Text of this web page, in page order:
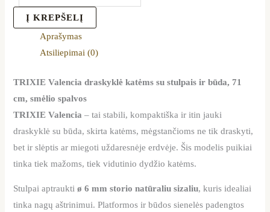
Į KREPŠELĮ
Aprašymas
Atsiliepimai (0)
TRIXIE Valencia draskyklė katėms su stulpais ir būda, 71
cm, smėlio spalvos
TRIXIE Valencia – tai stabili, kompaktiška ir itin jauki
draskyklė su būda, skirta katėms, mėgstančioms ne tik draskyti,
bet ir slėptis ar miegoti uždaresnėje erdvėje. Šis modelis puikiai
tinka tiek mažoms, tiek vidutinio dydžio katėms.
Stulpai aptrauktiø 6 mm storio natūraliu sizaliu, kuris idealiai
tinka nagų aštrinimui. Platformos ir būdos sienelės padengtos